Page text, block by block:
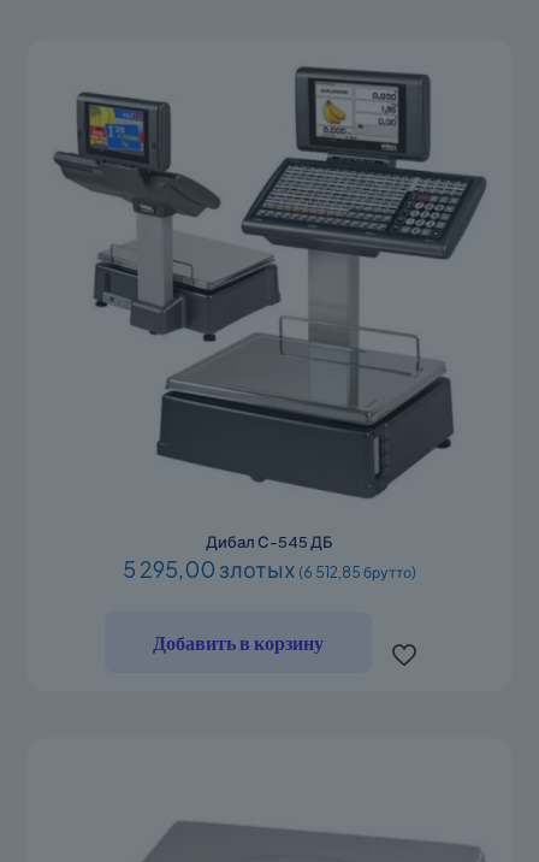
Дибал С-545 ДБ
5 295,00 злотых (6 512,85 брутто)
Добавить в корзину